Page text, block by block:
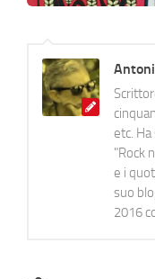
etc.
"Rock
e i
suo
2016